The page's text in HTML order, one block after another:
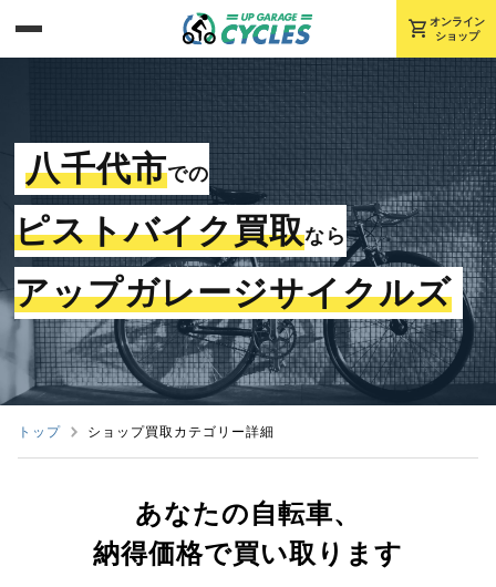
shopping_cart オンライン
ショップ
八千代市での
ピストバイク買取なら
アップガレージサイクルズ
トップ ショップ買取カテゴリー詳細
あなたの自転車、
納得価格で買い取ります